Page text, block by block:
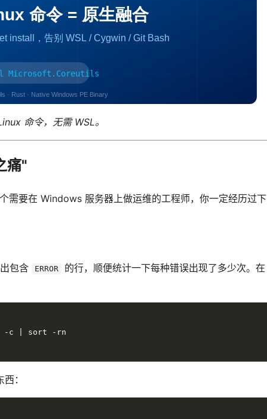
命令，无需 WSL。
痛"
需要在 Windows 服务器上做运维的工程师，你一定经历过下
包含 ERROR
的行，顺便统计一下每种错误出现了多少次。在
：